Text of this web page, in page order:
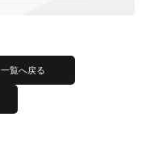
一覧へ戻る